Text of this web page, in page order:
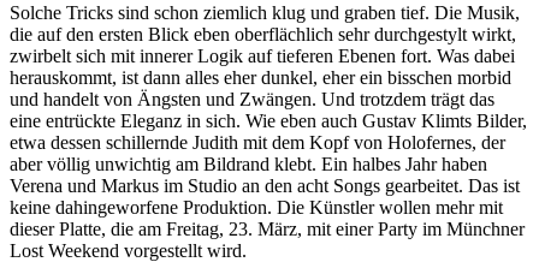
Solche Tricks sind schon ziemlich klug und graben tief. Die Musik,
die auf den ersten Blick eben oberflächlich sehr durchgestylt wirkt,
zwirbelt sich mit innerer Logik auf tieferen Ebenen fort. Was dabei
herauskommt, ist dann alles eher dunkel, eher ein bisschen morbid
und handelt von Ängsten und Zwängen. Und trotzdem trägt das
eine entrückte Eleganz in sich. Wie eben auch Gustav Klimts Bilder,
etwa dessen schillernde Judith mit dem Kopf von Holofernes, der
aber völlig unwichtig am Bildrand klebt. Ein halbes Jahr haben
Verena und Markus im Studio an den acht Songs gearbeitet. Das ist
keine dahingeworfene Produktion. Die Künstler wollen mehr mit
dieser Platte, die am Freitag, 23. März, mit einer Party im Münchner
Lost Weekend vorgestellt wird.